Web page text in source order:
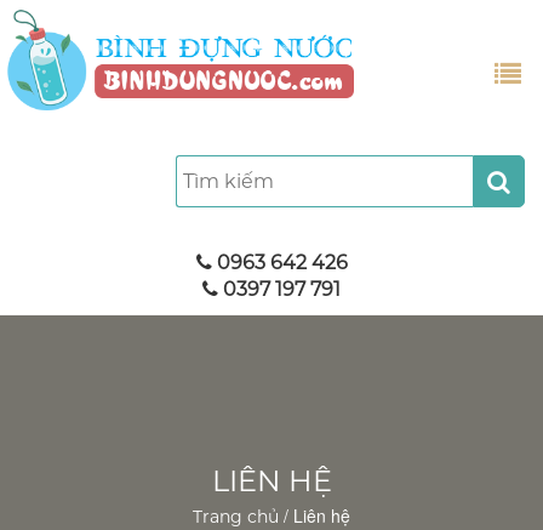
0963 642 426
0397 197 791
LIÊN HỆ
Trang chủ / Liên hệ